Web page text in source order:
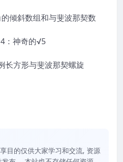
倾斜数组和与斐波那契数
：神奇的√5
长方形与斐波那契螺旋
目的仅供大家学习和交流, 资源